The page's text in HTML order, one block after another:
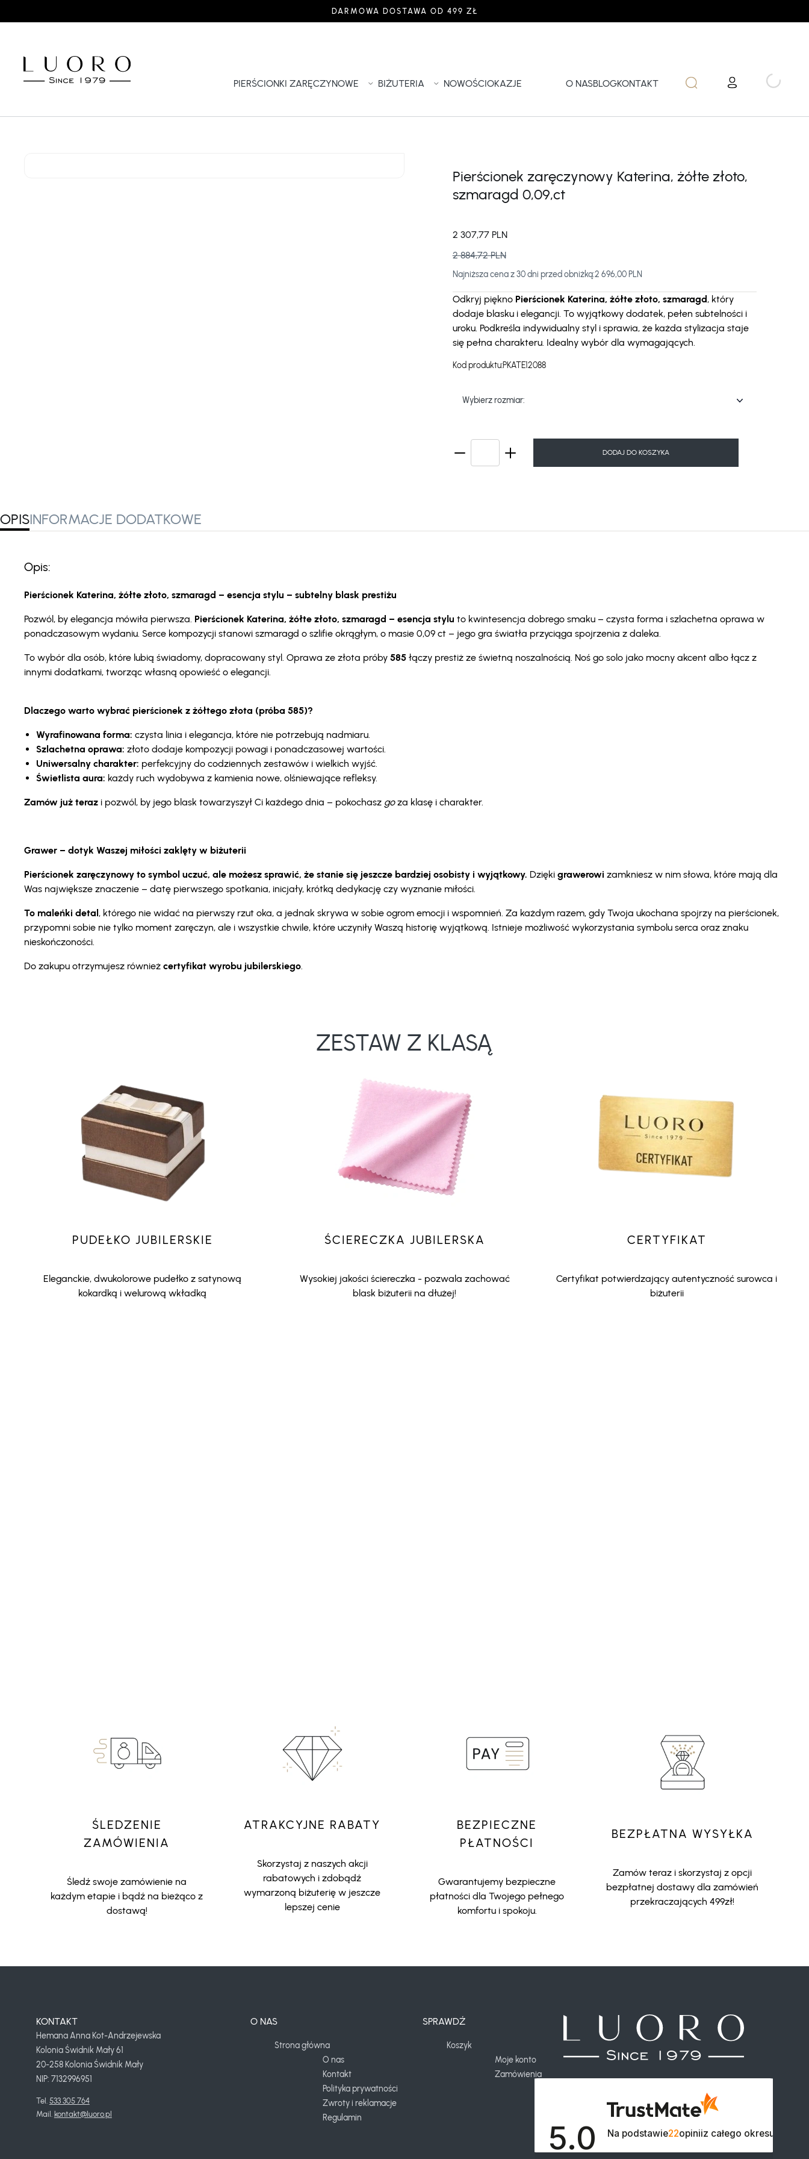
DARMOWA DOSTAWA OD 499 ZŁ
PIERŚCIONKI ZARĘCZYNOWE BIŻUTERIA NOWOŚCIOKAZJE O NASBLOGKONTAKT
Pierścionek zaręczynowy Katerina, żółte złoto,
szmaragd 0,09,ct
2 307,77 PLN
2 884,72 PLN
Najniższa cena z 30 dni przed obniżką:2 696,00 PLN
Odkryj piękno Pierścionek Katerina, żółte złoto, szmaragd, który
dodaje blasku i elegancji. To wyjątkowy dodatek, pełen subtelności i
uroku. Podkreśla indywidualny styl i sprawia, że każda stylizacja staje
się pełna charakteru. Idealny wybór dla wymagających.
Kod produktu:PKATE12088
Wybierz rozmiar:
DODAJ DO KOSZYKA
OPISINFORMACJE DODATKOWE
Opis:
Pierścionek Katerina, żółte złoto, szmaragd – esencja stylu – subtelny blask prestiżu
Pozwól, by elegancja mówiła pierwsza. Pierścionek Katerina, żółte złoto, szmaragd – esencja stylu to kwintesencja dobrego smaku – czysta forma i szlachetna oprawa w
ponadczasowym wydaniu. Serce kompozycji stanowi szmaragd o szlifie okrągłym, o masie 0,09 ct – jego gra światła przyciąga spojrzenia z daleka.
To wybór dla osób, które lubią świadomy, dopracowany styl. Oprawa ze złota próby 585łączy prestiż ze świetną noszalnością. Noś go solo jako mocny akcent albo łącz z
innymi dodatkami, tworząc własną opowieść o elegancji.
Dlaczego warto wybrać pierścionek z żółtego złota (próba 585)?
Wyrafinowana forma: czysta linia i elegancja, które nie potrzebują nadmiaru.
Szlachetna oprawa: złoto dodaje kompozycji powagi i ponadczasowej wartości.
Uniwersalny charakter: perfekcyjny do codziennych zestawów i wielkich wyjść.
Świetlista aura: każdy ruch wydobywa z kamienia nowe, olśniewające refleksy.
Zamów już terazi pozwól, by jego blask towarzyszył Ci każdego dnia – pokochasz goza klasę i charakter.
Grawer – dotyk Waszej miłości zaklęty w biżuterii
Pierścionek zaręczynowy to symbol uczuć, ale możesz sprawić, że stanie się jeszcze bardziej osobisty i wyjątkowy. Dzięki grawerowi zamkniesz w nim słowa, które mają dla
Was największe znaczenie – datę pierwszego spotkania, inicjały, krótką dedykację czy wyznanie miłości.
To maleńki detal, którego nie widać na pierwszy rzut oka, a jednak skrywa w sobie ogrom emocji i wspomnień. Za każdym razem, gdy Twoja ukochana spojrzy na pierścionek,
przypomni sobie nie tylko moment zaręczyn, ale i wszystkie chwile, które uczyniły Waszą historię wyjątkową. Istnieje możliwość wykorzystania symbolu serca oraz znaku
nieskończoności.
Do zakupu otrzymujesz również certyfikat wyrobu jubilerskiego.
ZESTAW Z KLASĄ
PUDEŁKO JUBILERSKIE
Eleganckie, dwukolorowe pudełko z satynową
kokardką i welurową wkładką
ŚCIERECZKA JUBILERSKA
Wysokiej jakości ściereczka - pozwala zachować
blask biżuterii na dłużej!
CERTYFIKAT
Certyfikat potwierdzający autentyczność surowca i
biżuterii
ŚLEDZENIE
ZAMÓWIENIA
Śledź swoje zamówienie na
każdym etapie i bądź na bieżąco z
dostawą!
ATRAKCYJNE RABATY
Skorzystaj z naszych akcji
rabatowych i zdobądź
wymarzoną biżuterię w jeszcze
lepszej cenie
BEZPIECZNE
PŁATNOŚCI
Gwarantujemy bezpieczne
płatności dla Twojego pełnego
komfortu i spokoju.
BEZPŁATNA WYSYŁKA
Zamów teraz i skorzystaj z opcji
bezpłatnej dostawy dla zamówień
przekraczających 499zł!
KONTAKT
Hemana Anna Kot-Andrzejewska
Kolonia Świdnik Mały 61
20-258 Kolonia Świdnik Mały
NIP: 7132996951
Tel. 533 305 764
Mail. kontakt@luoro.pl
O NAS
Strona główna
O nas
Kontakt
Polityka prywatności
Zwroty i reklamacje
Regulamin
SPRAWDŹ
Koszyk
Moje konto
Zamówienia
5.0 Na podstawie22opiniiz całego okresu